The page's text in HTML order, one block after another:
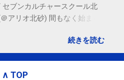
セブンカルチャースクール北
アリオ北砂) 間もなく始まり
from サクマフィジカルコ
- Twilog To stop
Google Google Inc., 1600
続きを読む
∧ TOP